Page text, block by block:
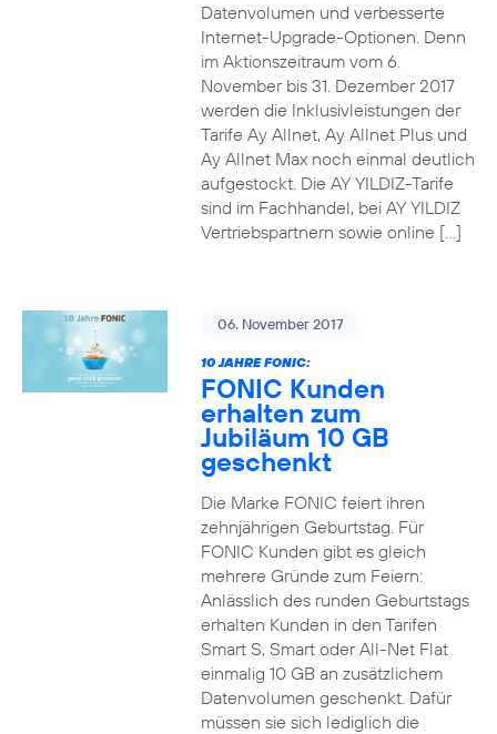
Datenvolumen und verbesserte
Internet-Upgrade-Optionen. Denn
im Aktionszeitraum vom 6.
November bis 31. Dezember 2017
werden die Inklusivleistungen der
Tarife Ay Allnet, Ay Allnet Plus und
Ay Allnet Max noch einmal deutlich
aufgestockt. Die AY YILDIZ-Tarife
sind im Fachhandel, bei AY YILDIZ
Vertriebspartnern sowie online […]
06. November 2017
10 JAHRE FONIC:
FONIC Kunden
erhalten zum
Jubiläum 10 GB
geschenkt
Die Marke FONIC feiert ihren
zehnjährigen Geburtstag. Für
FONIC Kunden gibt es gleich
mehrere Gründe zum Feiern:
Anlässlich des runden Geburtstags
erhalten Kunden in den Tarifen
Smart S, Smart oder All-Net Flat
einmalig 10 GB an zusätzlichem
Datenvolumen geschenkt. Dafür
müssen sie sich lediglich die